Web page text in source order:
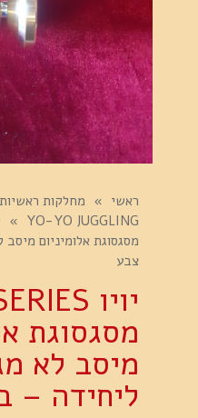
ראשי » מחלקות ראשיות
YO-YO JUGGLING
»
מסגסוגת אלומיניום
צבע
מסגסוגת
מיסב לא
ליחידה –